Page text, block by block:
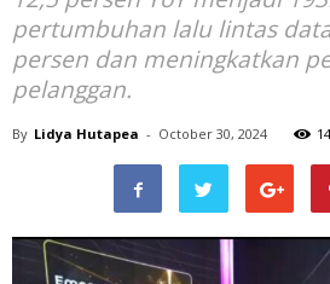
pertumbuhan lalu lintas
persen dan meningkatkan
pelanggan.
By Lidya Hutapea - October 30, 2024